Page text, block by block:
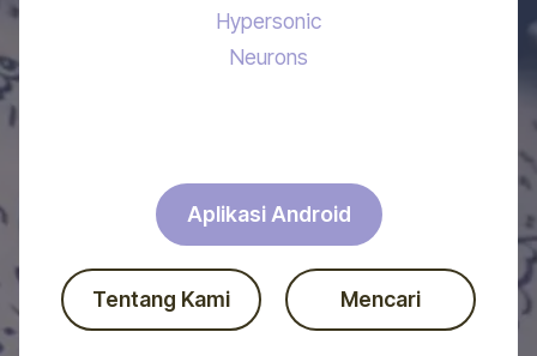
Hypersonic
Neurons
Aplikasi Android
Tentang Kami Mencari